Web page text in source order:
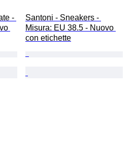
-
Santoni - Sneakers -
Misura: EU 38.5 - Nuovo
con etichette